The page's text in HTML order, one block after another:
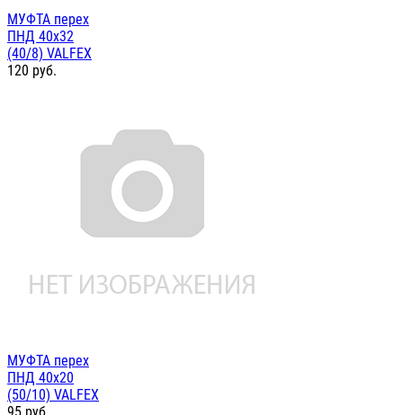
МУФТА перех
ПНД 40х32
(40/8) VALFEX
120 руб.
МУФТА перех
ПНД 40х20
(50/10) VALFEX